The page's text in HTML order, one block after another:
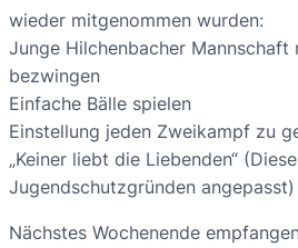
wieder mitgenommen wurden:
Junge Hilchenbacher
bezwingen
Einfache Bälle spielen
Einstellung jeden Zweikampf zu
„Keiner liebt die Liebenden“
Jugendschutzgründen angepasst)
Nächstes Wochenende